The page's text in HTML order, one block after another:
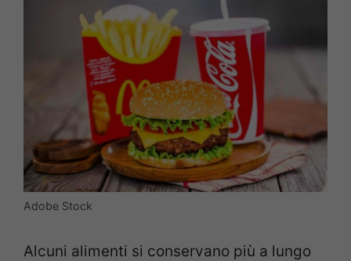
Adobe Stock
Alcuni alimenti si conservano più a lungo